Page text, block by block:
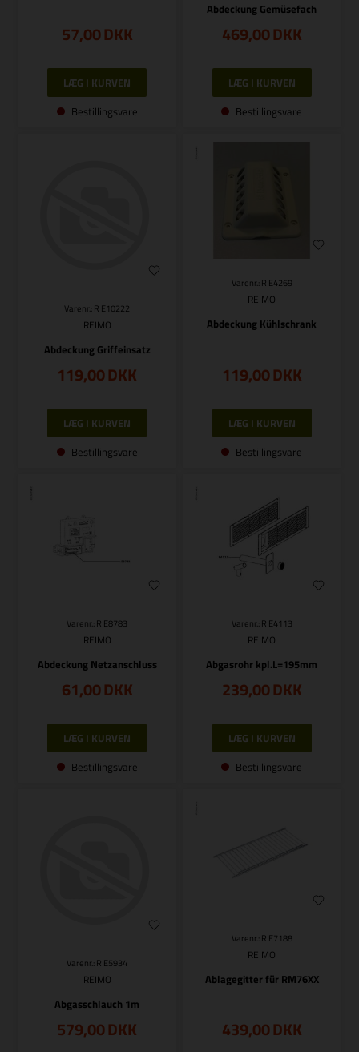
57,00DKK
Bestillingsvare
Abdeckung Gemüsefach
469,00DKK
Bestillingsvare
Varenr.: R E10222
REIMO
Abdeckung Griffeinsatz
119,00DKK
Bestillingsvare
Varenr.: R E4269
REIMO
Abdeckung Kühlschrank
119,00DKK
Bestillingsvare
Varenr.: R E8783
REIMO
Abdeckung Netzanschluss
61,00DKK
Bestillingsvare
Varenr.: R E4113
REIMO
Abgasrohr kpl.L=195mm
239,00DKK
Bestillingsvare
Varenr.: R E5934
REIMO
Abgasschlauch 1m
579,00DKK
Varenr.: R E7188
REIMO
Ablagegitter für RM76XX
439,00DKK